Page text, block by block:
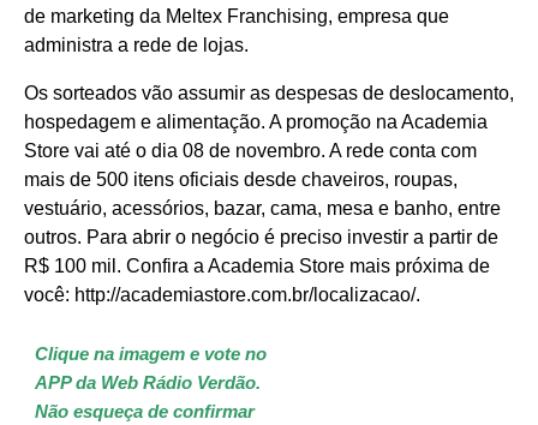
de marketing da Meltex Franchising, empresa que
administra a rede de lojas.
Os sorteados vão assumir as despesas de deslocamento,
hospedagem e alimentação. A promoção na Academia
Store vai até o dia 08 de novembro. A rede conta com
mais de 500 itens oficiais desde chaveiros, roupas,
vestuário, acessórios, bazar, cama, mesa e banho, entre
outros. Para abrir o negócio é preciso investir a partir de
R$ 100 mil. Confira a Academia Store mais próxima de
você: http://academiastore.com.br/localizacao/.
Clique na imagem e vote no
APP da Web Rádio Verdão.
Não esqueça de confirmar